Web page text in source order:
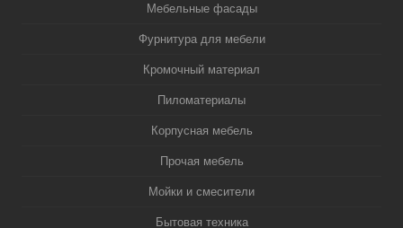
Мебельные фасады
Фурнитура для мебели
Кромочный материал
Пиломатериалы
Корпусная мебель
Прочая мебель
Мойки и смесители
Бытовая техника